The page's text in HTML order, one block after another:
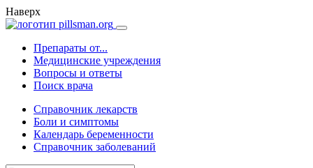
Наверх
Препараты от...
Медицинские учреждения
Вопросы и ответы
Поиск врача
Справочник лекарств
Боли и симптомы
Календарь беременности
Справочник заболеваний